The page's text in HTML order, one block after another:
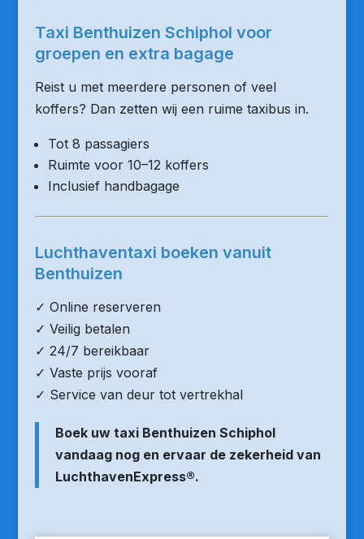
Taxi Benthuizen Schiphol voor
groepen en extra bagage
Reist u met meerdere personen of veel
koffers? Dan zetten wij een ruime taxibus in.
Tot 8 passagiers
Ruimte voor 10–12 koffers
Inclusief handbagage
Luchthaventaxi boeken vanuit
Benthuizen
✓ Online reserveren
✓ Veilig betalen
✓ 24/7 bereikbaar
✓ Vaste prijs vooraf
✓ Service van deur tot vertrekhal
Boek uw taxi Benthuizen Schiphol
vandaag nog en ervaar de zekerheid van
LuchthavenExpress®.